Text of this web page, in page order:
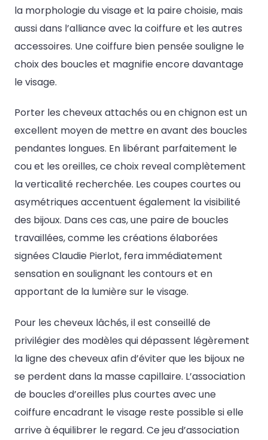
la morphologie du visage et la paire choisie, mais
aussi dans l’alliance avec la coiffure et les autres
accessoires. Une coiffure bien pensée souligne le
choix des boucles et magnifie encore davantage
le visage.
Porter les cheveux attachés ou en chignon est un
excellent moyen de mettre en avant des boucles
pendantes longues. En libérant parfaitement le
cou et les oreilles, ce choix reveal complètement
la verticalité recherchée. Les coupes courtes ou
asymétriques accentuent également la visibilité
des bijoux. Dans ces cas, une paire de boucles
travaillées, comme les créations élaborées
signées Claudie Pierlot, fera immédiatement
sensation en soulignant les contours et en
apportant de la lumière sur le visage.
Pour les cheveux lâchés, il est conseillé de
privilégier des modèles qui dépassent légèrement
la ligne des cheveux afin d’éviter que les bijoux ne
se perdent dans la masse capillaire. L’association
de boucles d’oreilles plus courtes avec une
coiffure encadrant le visage reste possible si elle
arrive à équilibrer le regard. Ce jeu d’association